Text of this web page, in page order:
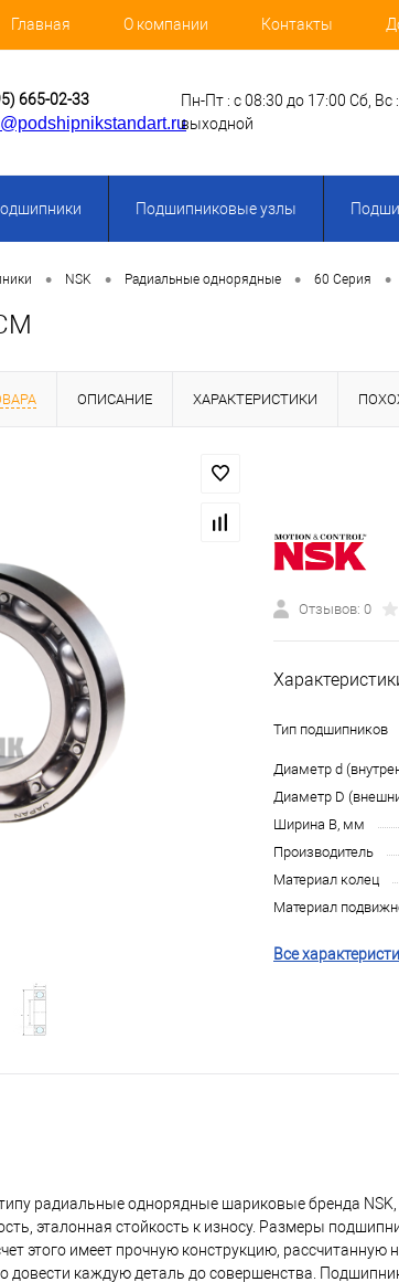
Главная О компании Контакты
665-02-33 Пн-Пт : с 08:30 до 17:00 Сб, Вс :
выходной
Подшипниковые узлы
• NSK • Радиальные однорядные • 60 Серия •
ОПИСАНИЕ ХАРАКТЕРИСТИКИ
Отзывов: 0
Тип подшипников
Диаметр d
Диаметр D
Ширина B, мм
Производитель
Материал колец
Материал
Все
радиальные однорядные шариковые бренда
эталонная стойкость к износу. Размеры
этого имеет прочную конструкцию,
довести каждую деталь до совершенства.